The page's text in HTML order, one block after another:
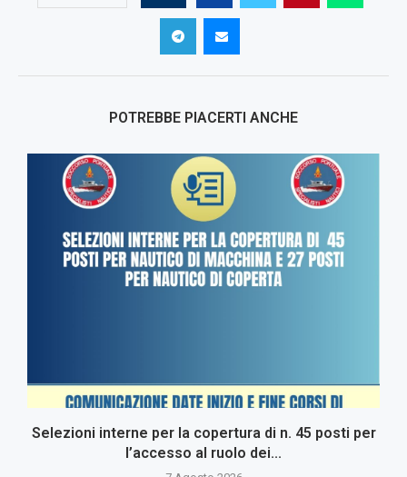
POTREBBE PIACERTI ANCHE
Selezioni interne per la copertura di n. 45 posti per
l’accesso al ruolo dei...